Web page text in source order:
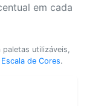
em cada
utilizáveis,
Escala de Cores.